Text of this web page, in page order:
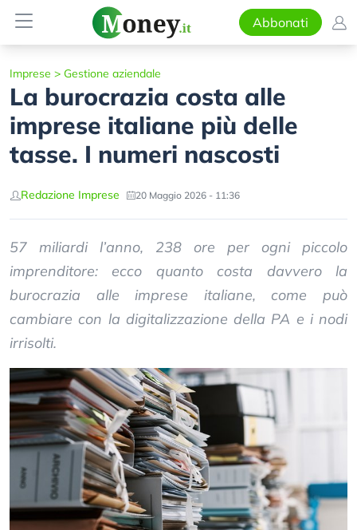
Abbonati
Imprese > Gestione aziendale
La burocrazia costa alle
imprese italiane più delle
tasse. I numeri nascosti
Redazione Imprese 20 Maggio 2026 - 11:36
57 miliardi l’anno, 238 ore per ogni piccolo
imprenditore: ecco quanto costa davvero la
burocrazia alle imprese italiane, come può
cambiare con la digitalizzazione della PA e i nodi
irrisolti.